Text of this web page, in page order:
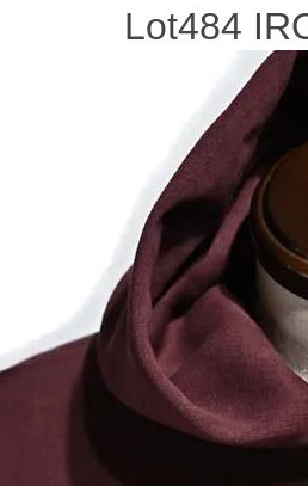
Lot484